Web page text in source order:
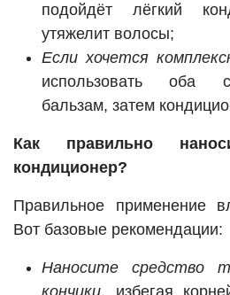
подойдёт лёгкий
утяжелит волосы;
Если хочется
использовать оба
бальзам, затем
Как правильно
кондиционер?
Правильное применение
Вот базовые рекомендации:
Наносите средство
кончики, избегая